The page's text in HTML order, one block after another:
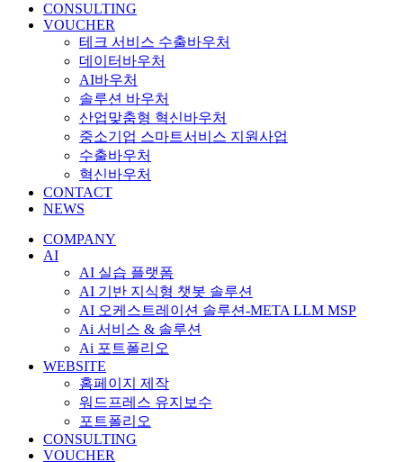
CONSULTING
VOUCHER
테크 서비스 수출바우처
데이터바우처
AI바우처
솔루션 바우처
산업맞춤형 혁신바우처
중소기업 스마트서비스 지원사업
수출바우처
혁신바우처
CONTACT
NEWS
COMPANY
AI
AI 실습 플랫폼
AI 기반 지식형 챗봇 솔루션
AI 오케스트레이션 솔루션-META LLM MSP
Ai 서비스 & 솔루션
Ai 포트폴리오
WEBSITE
홈페이지 제작
워드프레스 유지보수
포트폴리오
CONSULTING
VOUCHER